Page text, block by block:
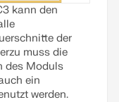
kann den
der
muss die
des Moduls
ein
werden.